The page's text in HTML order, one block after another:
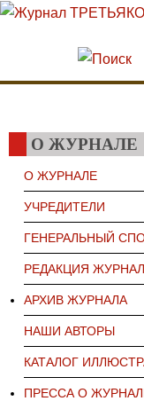
Перейти к
Skip to search
О ЖУРНАЛЕ
О ЖУРНАЛЕ
УЧРЕДИТЕЛИ
ГЕНЕРАЛЬНЫЙ
РЕДАКЦИЯ
АРХИВ ЖУРНАЛА
НАШИ АВТОРЫ
КАТАЛОГ
ПРЕССА О